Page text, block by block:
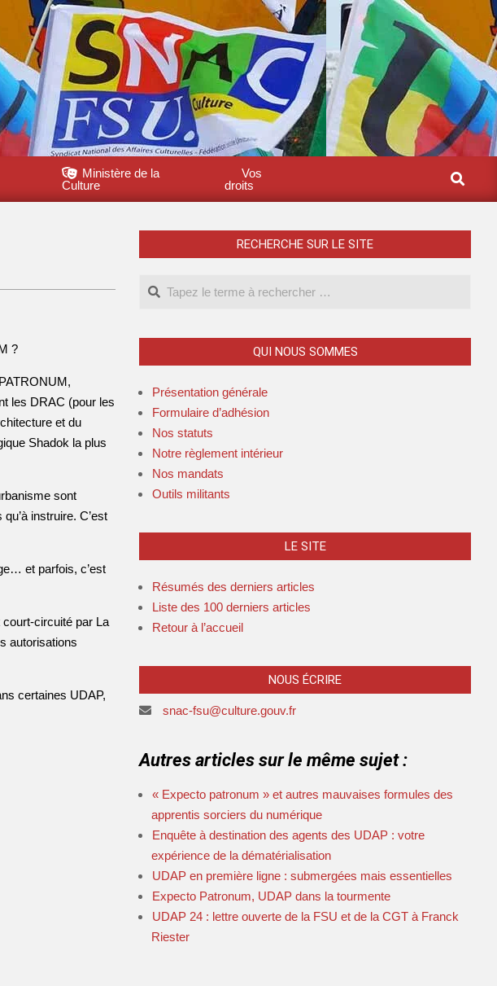
Ministère de la
Culture
Vos
droits
?
les DRAC (pour les
et du
Shadok la plus
sont
instruire. C’est
et parfois, c’est
court-circuité par La
autorisations
certaines UDAP,
RECHERCHE SUR LE SITE
QUI NOUS SOMMES
Présentation générale
Formulaire d’adhésion
Nos statuts
Notre règlement intérieur
Nos mandats
Outils militants
LE SITE
Résumés des derniers articles
Liste des 100 derniers articles
Retour à l’accueil
NOUS ÉCRIRE
snac-fsu@culture.gouv.fr
Autres articles sur le même sujet :
« Expecto patronum » et autres mauvaises formules des
apprentis sorciers du numérique
Enquête à destination des agents des UDAP : votre
expérience de la dématérialisation
UDAP en première ligne : submergées mais essentielles
Expecto Patronum, UDAP dans la tourmente
UDAP 24 : lettre ouverte de la FSU et de la CGT à Franck
Riester